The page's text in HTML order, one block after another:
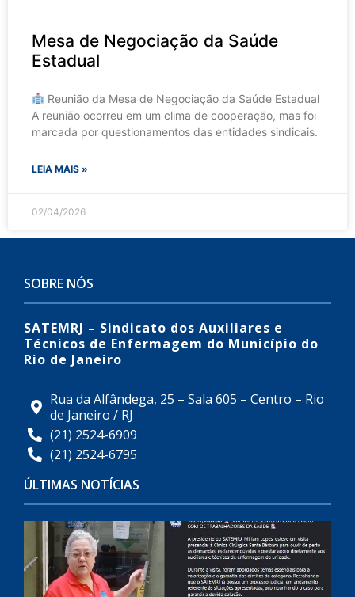
Mesa de Negociação da Saúde
Estadual
Reunião da Mesa de Negociação da Saúde Estadual
A reunião ocorreu em um clima de cooperação, mas foi
marcada por questionamentos das entidades sindicais.
LEIA MAIS »
02/04/2026
SOBRE NÓS
SATEMRJ – Sindicato dos Auxiliares e
Técnicos de Enfermagem do Município do
Rio de Janeiro
Rua da Alfândega, 25 – Sala 605 – Centro – Rio
de Janeiro / RJ
(21) 2524-6909
(21) 2524-6795
ÚLTIMAS NOTÍCIAS